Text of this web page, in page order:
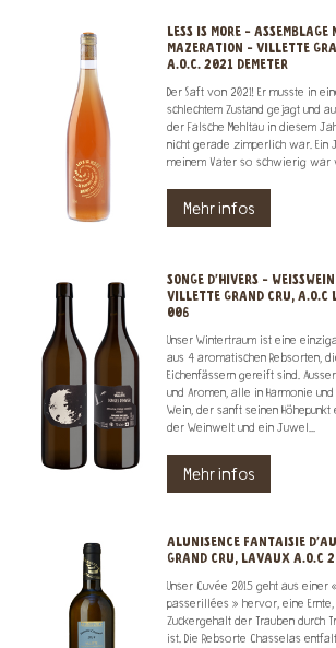
LESS IS MORE -
MAZERATION - VILLETTE
A.O.C. 2021 DEMETER
Der Saft von 2021! Er musste in
schlechtem Zustand gejagt und
der Falsche Mehltau in diesem
nicht gerade zimperlich war. Ein
meinem Vater so schwierig war
Mehr infos
SONGE D'HIVERS -
VILLETTE GRAND CRU,
006
Unser Wintertraum ist eine
aus 4 aromatischen Rebsorten,
Eichenfässern gereift sind.
und Aromen, alle in Harmonie und
Wein, der sanft seinen
der Weinwelt und ein Juwel...
Mehr infos
ALUNISENCE FANTAISIE
GRAND CRU, LAVAUX A.O.C
Unser Cuvée 2015 geht aus einer
passerillées » hervor, eine
Zuckergehalt der Trauben durch
ist. Die Rebsorte Chasselas